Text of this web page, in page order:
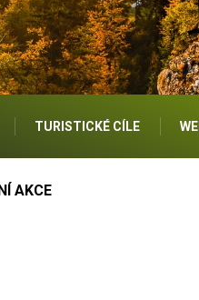
TURISTICKÉ CÍLE
AKCE